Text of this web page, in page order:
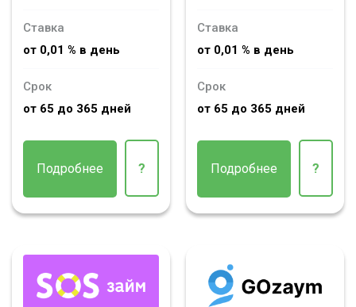
Ставка
от 0,01 % в день
Срок
от 65 до 365 дней
Подробнее ?
Ставка
от 0,01 % в день
Срок
от 65 до 365 дней
Подробнее ?